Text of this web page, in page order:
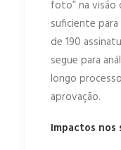
foto” na visão
suficiente para
de 190
segue para
longo
aprovação.
Impactos nos